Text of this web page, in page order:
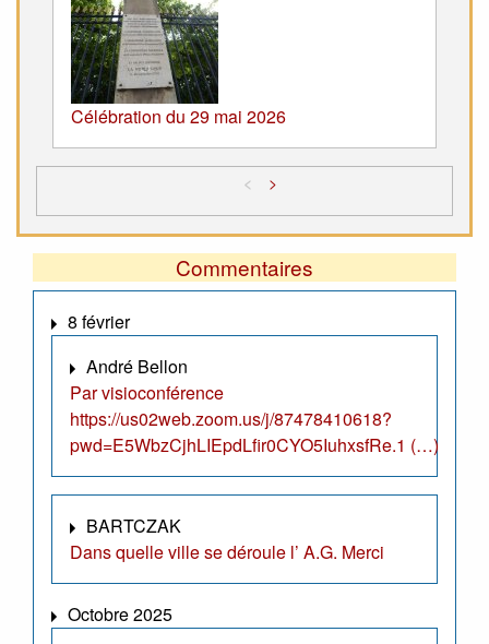
Célébration du 29 mai 2026
< >
Commentaires
8 février
André Bellon
Par visioconférence
https://us02web.zoom.us/j/87478410618?
pwd=E5WbzCjhLIEpdLfir0CYO5IuhxsfRe.1 (…)
BARTCZAK
Dans quelle ville se déroule l’ A.G. Merci
Octobre 2025